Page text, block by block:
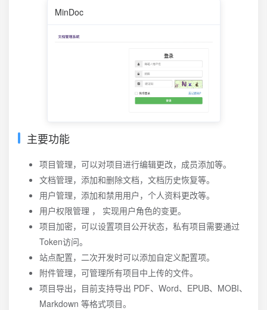
MinDoc
主要功能
项目管理，可以对项目进行编辑更改，成员添加等。
文档管理，添加和删除文档，文档历史恢复等。
用户管理，添加和禁用用户，个人资料更改等。
用户权限管理 ， 实现用户角色的变更。
项目加密，可以设置项目公开状态，私有项目需要通过
Token访问。
站点配置，二次开发时可以添加自定义配置项。
附件管理，可管理所有项目中上传的文件。
项目导出，目前支持导出 PDF、Word、EPUB、MOBI、
Markdown 等格式项目。